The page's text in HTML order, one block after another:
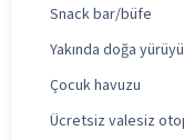
Snack bar/büfe
Yakında doğa
Çocuk havuzu
Ücretsiz valesiz